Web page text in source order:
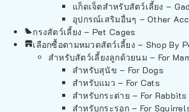
แก็ดเจ็ตสำหรับสัตว์เลี้ยง –
อุปกรณ์เสริมอื่นๆ – Other
กรงสัตว์เลี้ยง – Pet Cages
เลือกซื้อตามหมวดสัตว์เลี้ยง – Shop By
สำหรับสัตว์เลี้ยงลูกด้วยนม – For
สำหรับสุนัข – For Dogs
สำหรับแมว – For Cats
สำหรับกระต่าย – For Rabbits
สำหรับกระรอก – For